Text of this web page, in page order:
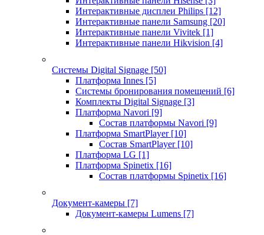
Интерактивные дисплеи Philips [12]
Интерактивные панели Samsung [20]
Интерактивные панели Vivitek [1]
Интерактивные панели Hikvision [4]
Системы Digital Signage [50]
Платформа Innes [5]
Системы бронирования помещений [6]
Комплекты Digital Signage [3]
Платформа Navori [9]
Состав платформы Navori [9]
Платформа SmartPlayer [10]
Состав SmartPlayer [10]
Платформа LG [1]
Платформа Spinetix [16]
Состав платформы Spinetix [16]
Документ-камеры [7]
Документ-камеры Lumens [7]